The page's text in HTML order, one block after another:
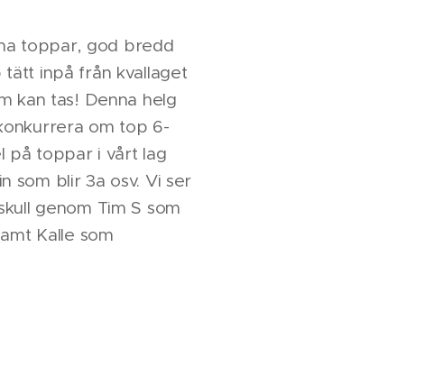
toppar, god bredd
inpå från kvallaget
kan tas! Denna helg
om top 6-
på toppar i vårt lag
som blir 3a osv. Vi ser
genom Tim S som
Kalle som